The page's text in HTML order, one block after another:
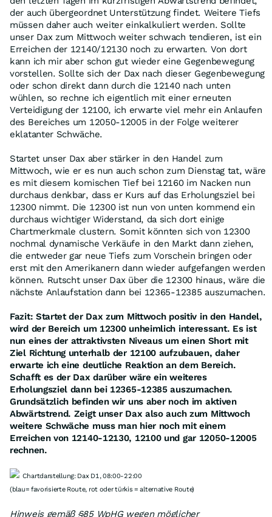
der auch übergeordnet Unterstützung findet. Weitere Tiefs
müssen daher auch weiter einkalkuliert werden. Sollte
unser Dax zum Mittwoch weiter schwach tendieren, ist ein
Erreichen der 12140/12130 noch zu erwarten. Von dort
kann ich mir aber schon gut wieder eine Gegenbewegung
vorstellen. Sollte sich der Dax nach dieser Gegenbewegung
oder schon direkt dann durch die 12140 nach unten
wühlen, so rechne ich eigentlich mit einer erneuten
Verteidigung der 12100, ich erwarte viel mehr ein Anlaufen
des Bereiches um 12050-12005 in der Folge weiterer
eklatanter Schwäche.
Startet unser Dax aber stärker in den Handel zum
Mittwoch, wie er es nun auch schon zum Dienstag tat, wäre
es mit diesem komischen Tief bei 12160 im Nacken nun
durchaus denkbar, dass er Kurs auf das Erholungsziel bei
12300 nimmt. Die 12300 ist nun von unten kommend ein
durchaus wichtiger Widerstand, da sich dort einige
Chartmerkmale clustern. Somit könnten sich von 12300
nochmal dynamische Verkäufe in den Markt dann ziehen,
die entweder gar neue Tiefs zum Vorschein bringen oder
erst mit den Amerikanern dann wieder aufgefangen werden
können. Rutscht unser Dax über die 12300 hinaus, wäre die
nächste Anlaufstation dann bei 12365-12385 auszumachen.
Fazit: Startet der Dax zum Mittwoch positiv in den Handel,
wird der Bereich um 12300 unheimlich interessant. Es ist
nun eines der attraktivsten Niveaus um einen Short mit
Ziel Richtung unterhalb der 12100 aufzubauen, daher
erwarte ich eine deutliche Reaktion an dem Bereich.
Schafft es der Dax darüber wäre ein weiteres
Erholungsziel dann bei 12365-12385 auszumachen.
Grundsätzlich befinden wir uns aber noch im aktiven
Abwärtstrend. Zeigt unser Dax also auch zum Mittwoch
weitere Schwäche muss man hier noch mit einem
Erreichen von 12140-12130, 12100 und gar 12050-12005
rechnen.
Chartdarstellung: Dax D1, 08:00-22:00
(blau= favorisierte Route, rot oder türkis = alternative Route)
Hinweis gemäß §85 WpHG wegen möglicher